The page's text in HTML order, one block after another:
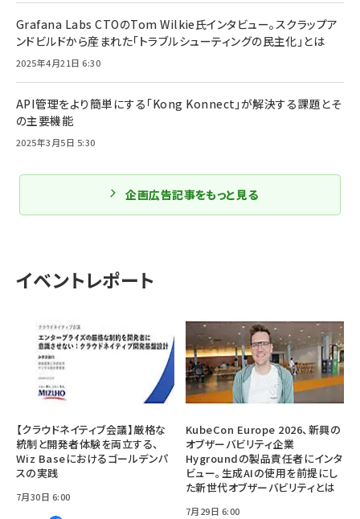
イベントレポート
【クラウドネイティブ会議】厳格な
統制と開発者体験を両立する、
Wiz Baseにおけるゴールデンパ
スの実践
7月30日 6:00
KubeCon Europe 2026、新興の
オブザーバビリティ企業
Hygroundの製品責任者にインタ
ビュー。生成AIの使用を前提にし
た新世代オブザーバビリティとは
7月29日 6:00
Grafana Labs CTOのTom Wilkie氏インタビュー。スクラップア
ンドビルドから産まれた「トラブルシューティングの民主化」とは
2025年4月21日 6:30
API管理をより簡単にする「Kong Konnect」が解決する課題とそ
の主要機能
2025年3月5日 5:30
企画広告記事をもっと見る